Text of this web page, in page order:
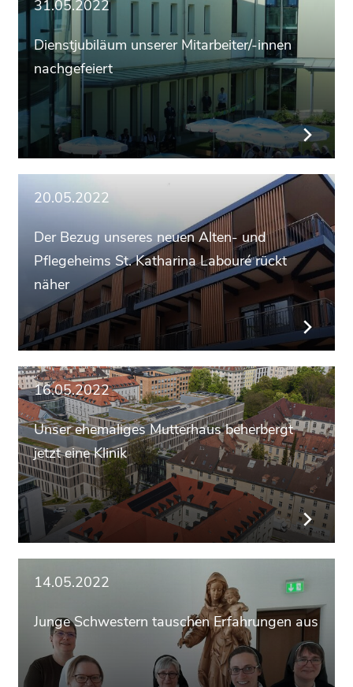
31.05.2022
Dienstjubiläum unserer Mitarbeiter/-innen
nachgefeiert
20.05.2022
Der Bezug unseres neuen Alten- und
Pflegeheims St. Katharina Labouré rückt
näher
16.05.2022
Unser ehemaliges Mutterhaus beherbergt
jetzt eine Klinik
14.05.2022
Junge Schwestern tauschen Erfahrungen aus